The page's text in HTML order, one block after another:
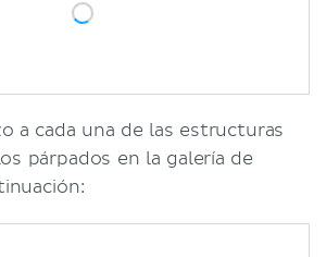
a cada una de las estructuras
párpados en la galería de